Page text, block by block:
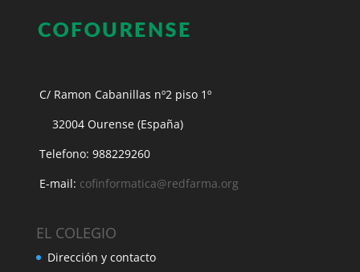
C/ Ramon Cabanillas nº2 piso 1º
32004 Ourense (España)
Telefono: 988229260
E-mail: cofinformatica@redfarma.org
EL COLEGIO
Dirección y contacto